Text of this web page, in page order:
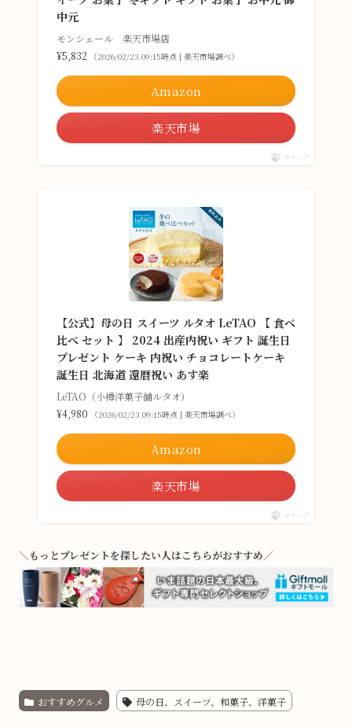
中元
モンシェール 楽天市場店
¥5,832
（2026/02/23 09:15時点 | 楽天市場調べ）
Amazon
楽天市場
ポチップ
【公式】母の日 スイーツ ルタオ LeTAO 【 食べ
比べ セット 】 2024 出産内祝い ギフト 誕生日
プレゼント ケーキ 内祝い チョコレートケーキ
誕生日 北海道 還暦祝い あす楽
LeTAO（小樽洋菓子舗ルタオ）
¥4,980
（2026/02/23 09:15時点 | 楽天市場調べ）
Amazon
楽天市場
ポチップ
＼もっとプレゼントを探したい人はこちらがおすすめ／
おすすめグルメ 母の日、スイーツ、和菓子、洋菓子